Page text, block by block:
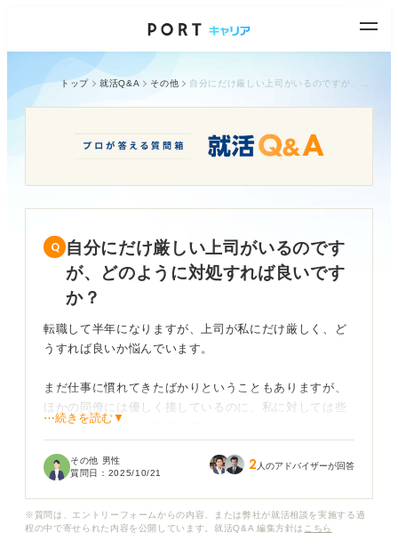
トップ 就活Q&A その他
自分にだけ厳しい上司がいるのです
が、どのように対処すれば良いです
か？
転職して半年になりますが、上司が私にだけ厳しく、ど
うすれば良いか悩んでいます。
まだ仕事に慣れてきたばかりということもありますが、
ほかの同僚には優しく接しているのに、私に対しては些
細なミスでも厳しく注意してきます。
周りから見ても「何であんなに厳しいんだろうね」と言
⋯続きを読む▼
その他 男性
質問日： 2025/10/21 2 人のアドバイザーが回答
※質問は、エントリーフォームからの内容、または弊社が就活相談を実施する過
程の中で寄せられた内容を公開しています。就活Q&A 編集方針は こちら